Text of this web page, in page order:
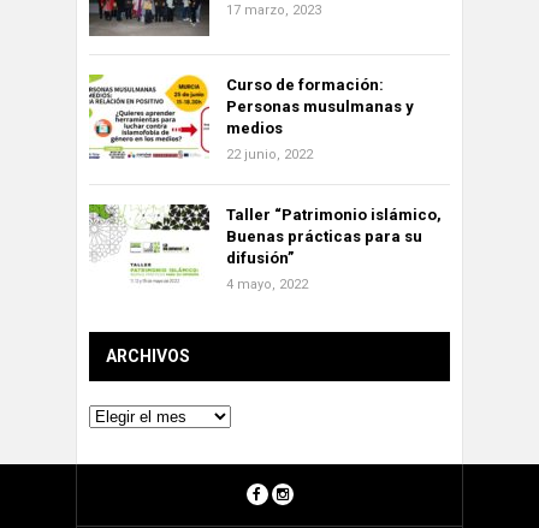
17 marzo, 2023
Curso de formación:
Personas musulmanas y
medios
22 junio, 2022
Taller “Patrimonio islámico,
Buenas prácticas para su
difusión”
4 mayo, 2022
ARCHIVOS
Archivos